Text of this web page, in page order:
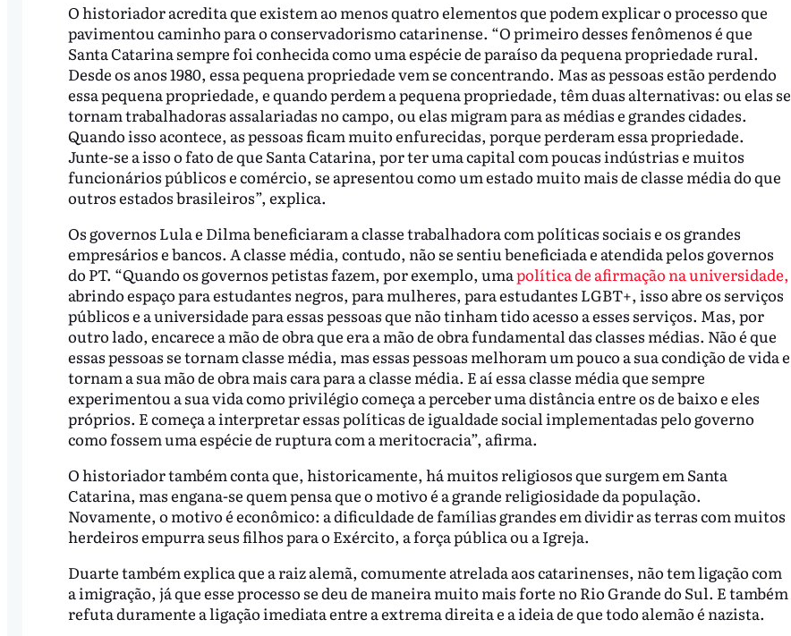
O historiador acredita que existem ao menos quatro elementos que podem explicar o processo que
pavimentou caminho para o conservadorismo catarinense. “O primeiro desses fenômenos é que
Santa Catarina sempre foi conhecida como uma espécie de paraíso da pequena propriedade rural.
Desde os anos 1980, essa pequena propriedade vem se concentrando. Mas as pessoas estão perdendo
essa pequena propriedade, e quando perdem a pequena propriedade, têm duas alternativas: ou elas se
tornam trabalhadoras assalariadas no campo, ou elas migram para as médias e grandes cidades.
Quando isso acontece, as pessoas ficam muito enfurecidas, porque perderam essa propriedade.
Junte-se a isso o fato de que Santa Catarina, por ter uma capital com poucas indústrias e muitos
funcionários públicos e comércio, se apresentou como um estado muito mais de classe média do que
outros estados brasileiros”, explica.
Os governos Lula e Dilma beneficiaram a classe trabalhadora com políticas sociais e os grandes
empresários e bancos. A classe média, contudo, não se sentiu beneficiada e atendida pelos governos
do PT. “Quando os governos petistas fazem, por exemplo, umapolítica de afirmação na universidade,
abrindo espaço para estudantes negros, para mulheres, para estudantes LGBT+, isso abre os serviços
públicos e a universidade para essas pessoas que não tinham tido acesso a esses serviços. Mas, por
outro lado, encarece a mão de obra que era a mão de obra fundamental das classes médias. Não é que
essas pessoas se tornam classe média, mas essas pessoas melhoram um pouco a sua condição de vida e
tornam a sua mão de obra mais cara para a classe média. E aí essa classe média que sempre
experimentou a sua vida como privilégio começa a perceber uma distância entre os de baixo e eles
próprios. E começa a interpretar essas políticas de igualdade social implementadas pelo governo
como fossem uma espécie de ruptura com a meritocracia”, afirma.
O historiador também conta que, historicamente, há muitos religiosos que surgem em Santa
Catarina, mas engana-se quem pensa que o motivo é a grande religiosidade da população.
Novamente, o motivo é econômico: a dificuldade de famílias grandes em dividir as terras com muitos
herdeiros empurra seus filhos para o Exército, a força pública ou a Igreja.
Duarte também explica que a raiz alemã, comumente atrelada aos catarinenses, não tem ligação com
a imigração, já que esse processo se deu de maneira muito mais forte no Rio Grande do Sul. E também
refuta duramente a ligação imediata entre a extrema direita e a ideia de que todo alemão é nazista.